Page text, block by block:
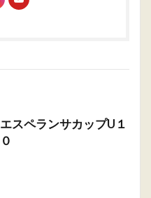
エスペランサカップU１
０